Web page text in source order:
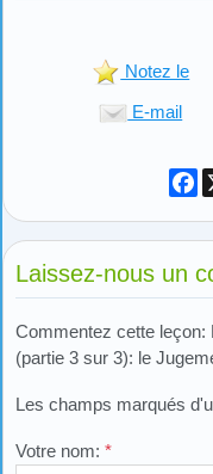
Notez le
E-mail
Laissez-nous un
Commentez cette leçon:
(partie 3 sur 3): le
Les champs marqués
Votre nom: *